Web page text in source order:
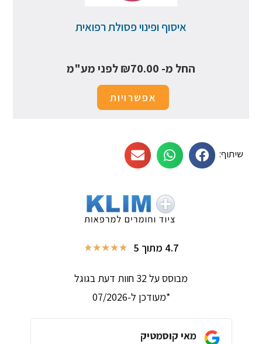
איסוף ופינוי פסולת רפואית
החל מ- ₪70.00 לפני מע"מ
אפשרויות
שיתוף:
4.7 מתוך 5 ★
★
★
★
★
מבוסס על 32 חוות דעת בגוגל
*מעודכן ל-07/2026
מאי קוסמטיק